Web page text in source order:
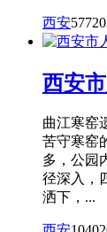
西安577
西安
曲江寒窑
苦守寒窑
多，公园
径深入，
洒下，...